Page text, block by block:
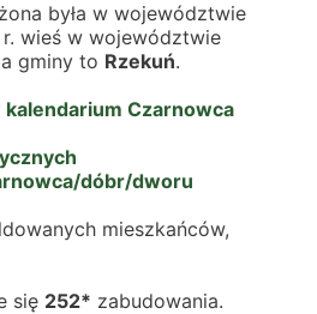
była w województwie
r. wieś w województwie
gminy to Rzekuń.
Czarnowca
dóbr/dworu
mieszkańców,
się 252* zabudowania.